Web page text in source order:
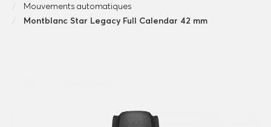
Mouvements automatiques
Montblanc Star Legacy Full Calendar 42 mm